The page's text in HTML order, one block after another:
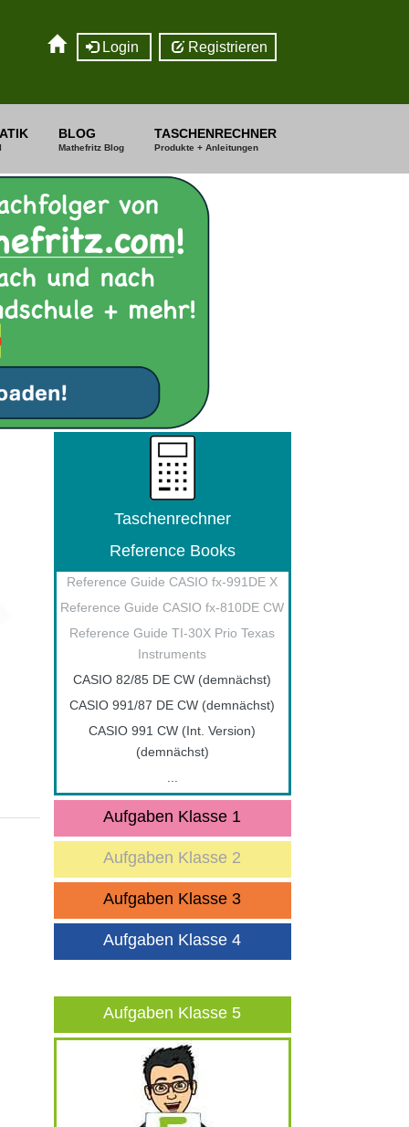
Login Registrieren
BLOG
Mathefritz Blog
TASCHENRECHNER
Produkte + Anleitungen
Taschenrechner
Reference Books
Reference Guide CASIO fx-991DE X
Reference Guide CASIO fx-810DE CW
Reference Guide TI-30X Prio Texas
Instruments
CASIO 82/85 DE CW (demnächst)
CASIO 991/87 DE CW (demnächst)
CASIO 991 CW (Int. Version)
(demnächst)
Aufgaben Klasse 1
Aufgaben Klasse 2
Aufgaben Klasse 3
Aufgaben Klasse 4
Aufgaben Klasse 5